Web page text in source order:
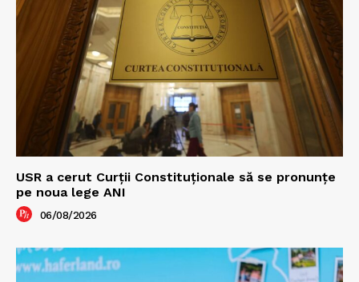
USR a cerut Curții Constituționale să se pronunțe
pe noua lege ANI
06/08/2026